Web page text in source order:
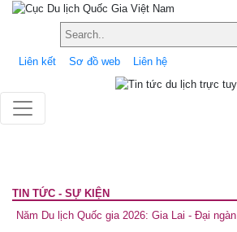
Liên kết Sơ đồ web Liên hệ
TIN TỨC - SỰ KIỆN
Năm Du lịch Quốc gia 2026: Gia Lai - Đại